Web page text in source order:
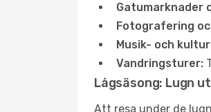
Gatumarknader
Fotografering
Musik- och
Vandringsturer:
Lågsäsong: Lugn
Att resa under de